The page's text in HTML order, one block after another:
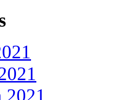
2021